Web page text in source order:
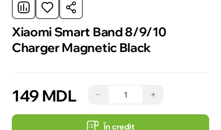
Xiaomi Smart Band 8/9/10
Charger Magnetic Black
149 MDL − +
În credit